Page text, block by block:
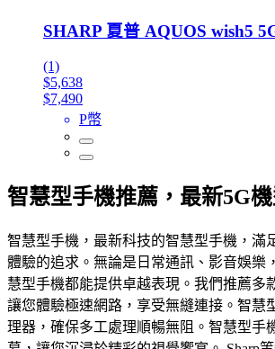
SHARP 夏普 AQUOS wish5
(1)
$5,638
$7,490
P幣
智慧型手機推薦，最新5G
智慧型手機，最新科技的智慧型手機，滿
體驗的追求。無論是日常通訊、影音娛樂
慧型手機都能提供卓越表現。我們推薦多
讓您體驗極速網路，享受無縫連接。智慧
理器，確保多工處理順暢無阻。智慧型手